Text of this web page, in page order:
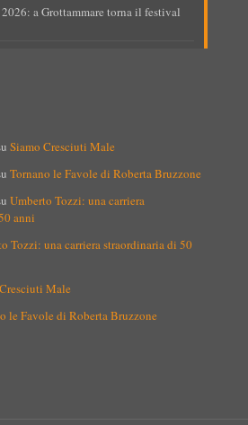
a Grottammare torna il festival
Siamo Cresciuti Male
Tornano le Favole di Roberta Bruzzone
Umberto Tozzi: una carriera
anni
Tozzi: una carriera straordinaria di 50
Male
le Favole di Roberta Bruzzone